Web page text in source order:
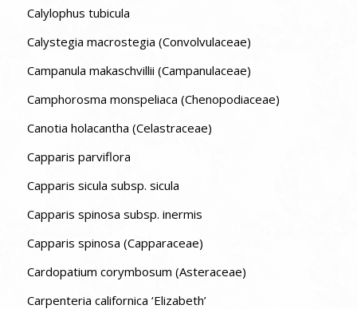
Calylophus tubicula
Calystegia macrostegia (Convolvulaceae)
Campanula makaschvillii (Campanulaceae)
Camphorosma monspeliaca (Chenopodiaceae)
Canotia holacantha (Celastraceae)
Capparis parviflora
Capparis sicula subsp. sicula
Capparis spinosa subsp. inermis
Capparis spinosa (Capparaceae)
Cardopatium corymbosum (Asteraceae)
Carpenteria californica ‘Elizabeth’